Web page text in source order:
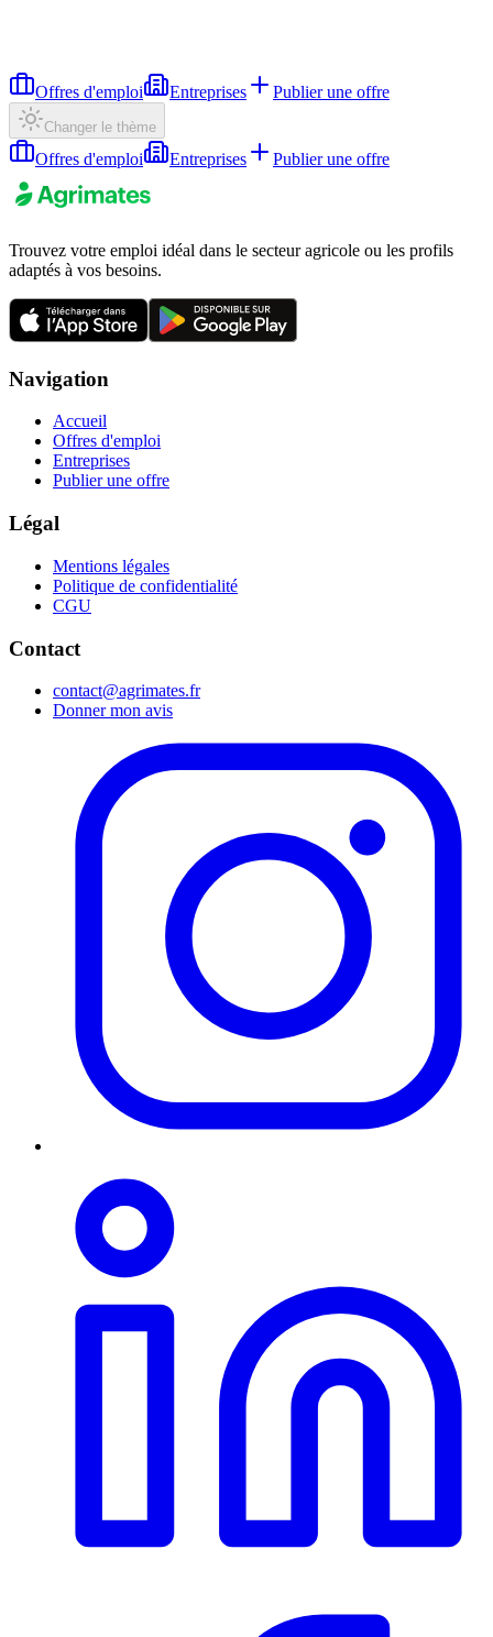
Offres d'emploi Entreprises Publier une offre
Changer le thème
Offres d'emploi Entreprises Publier une offre
Trouvez votre emploi idéal dans le secteur agricole ou les profils
adaptés à vos besoins.
Navigation
Accueil
Offres d'emploi
Entreprises
Publier une offre
Légal
Mentions légales
Politique de confidentialité
CGU
Contact
contact@agrimates.fr
Donner mon avis